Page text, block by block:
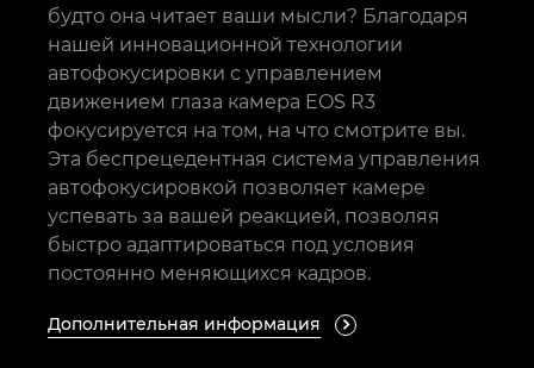
будто она читает ваши мысли? Благодаря
нашей инновационной технологии
автофокусировки с управлением
движением глаза камера EOS R3
фокусируется на том, на что смотрите вы.
Эта беспрецедентная система управления
автофокусировкой позволяет камере
успевать за вашей реакцией, позволяя
быстро адаптироваться под условия
постоянно меняющихся кадров.
Дополнительная информация 